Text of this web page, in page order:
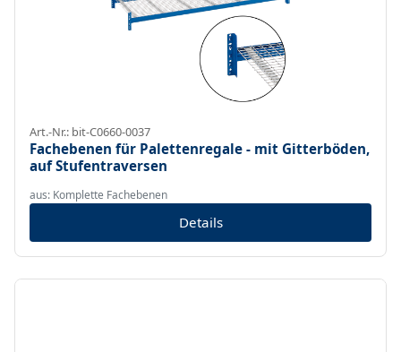
Art.-Nr.: bit-C0660-0037
Fachebenen für Palettenregale - mit Gitterböden,
auf Stufentraversen
aus: Komplette Fachebenen
Details